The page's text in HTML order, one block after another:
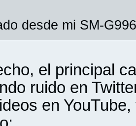
desde mi SM-
el principal
ruido en
en